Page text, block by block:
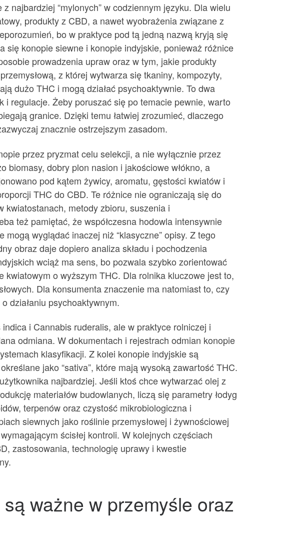
najbardziej “mylonych” w codziennym języku. Dla wielu
produkty z CBD, a nawet wyobrażenia związane z
bo w praktyce pod tą jedną nazwą kryją się
konopie siewne i konopie indyjskie, ponieważ różnice
prowadzenia upraw oraz w tym, jakie produkty
z której wytwarza się tkaniny, kompozyty,
dużo THC i mogą działać psychoaktywnie. To dwa
i regulacje. Żeby poruszać się po temacie pewnie, warto
granice. Dzięki temu łatwiej zrozumieć, dlaczego
znacznie ostrzejszym zasadom.
przez pryzmat celu selekcji, a nie wyłącznie przez
biomasy, dobry plon nasion i jakościowe włókno, a
pod kątem żywicy, aromatu, gęstości kwiatów i
THC do CBD. Te różnice nie ograniczają się do
kwiatostanach, metody zbioru, suszenia i
też pamiętać, że współczesna hodowla intensywnie
wyglądać inaczej niż “klasyczne” opisy. Z tego
obraz daje dopiero analiza składu i pochodzenia
wciąż ma sens, bo pozwala szybko zorientować
o wyższym THC. Dla rolnika kluczowe jest to,
Dla konsumenta znaczenie ma natomiast to, czy
działaniu psychoaktywnym.
i Cannabis ruderalis, ale w praktyce rolniczej i
odmiana. W dokumentach i rejestrach odmian konopie
klasyfikacji. Z kolei konopie indyjskie są
jako “sativa”, które mają wysoką zawartość THC.
najbardziej. Jeśli ktoś chce wytwarzać olej z
materiałów budowlanych, liczą się parametry łodyg
terpenów oraz czystość mikrobiologiczna i
siewnych jako roślinie przemysłowej i żywnościowej
ścisłej kontroli. W kolejnych częściach
zastosowania, technologię uprawy i kwestie
ważne w przemyśle oraz